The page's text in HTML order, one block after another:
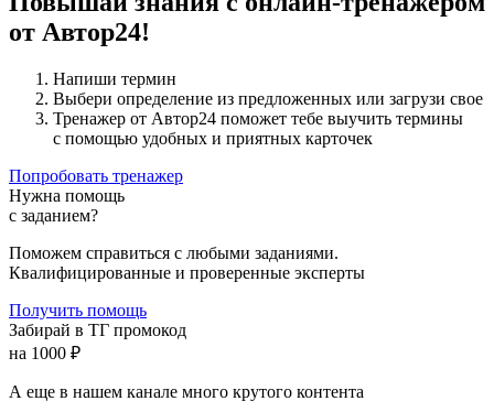
от Автор24!
Напиши термин
Выбери определение из предложенных или загрузи свое
Тренажер от Автор24 поможет тебе выучить термины
с помощью удобных и приятных карточек
Попробовать тренажер
Нужна помощь
с заданием?
Поможем справиться с любыми заданиями.
Квалифицированные и проверенные эксперты
Получить помощь
Забирай в ТГ промокод
на 1000 ₽
А еще в нашем канале много крутого контента